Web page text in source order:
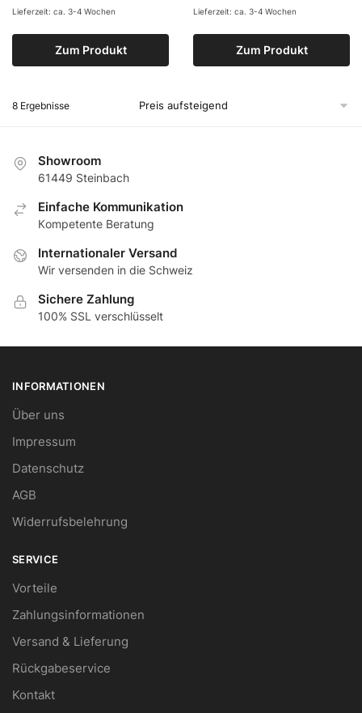
Zum Produkt
Lieferzeit: ca. 3-4 Wochen
Zum Produkt
Lieferzeit: ca. 3-4 Wochen
8 Ergebnisse
Showroom
61449 Steinbach
Еinfache Kommunikation
Кompetente Beratung
Internationaler Versand
Wir versenden in die Schweiz
Sichere Zahlung
100% SSL verschlüsselt
INFORMATIONEN
Über uns
Impressum
Datenschutz
AGB
Widerrufsbelehrung
SERVICE
Vorteile
Zahlungsinformationen
Versand & Lieferung
Rückgabeservice
Kontakt